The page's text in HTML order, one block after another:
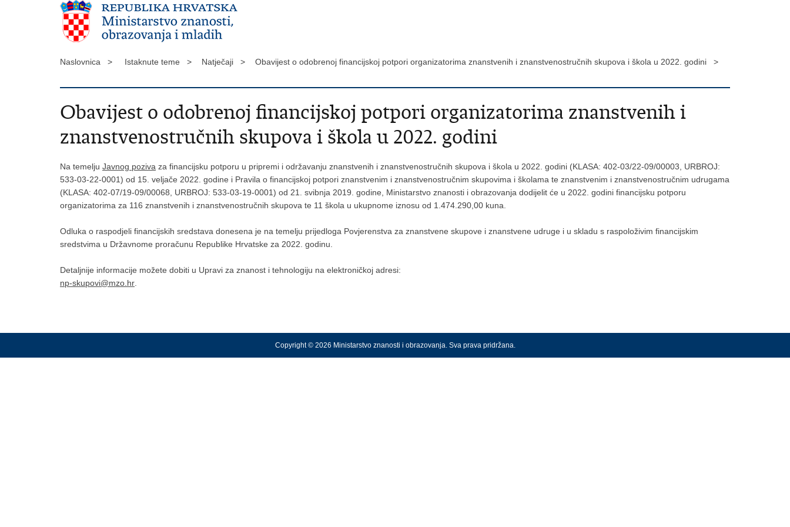
Naslovnica > Istaknute teme > Natječaji > Obavijest o odobrenoj financijskoj potpori organizatorima znanstvenih i znanstvenostručnih skupova i škola u 2022. godini >
Obavijest o odobrenoj financijskoj potpori organizatorima znanstvenih i
znanstvenostručnih skupova i škola u 2022. godini
Na temelju Javnog poziva za financijsku potporu u pripremi i održavanju znanstvenih i znanstvenostručnih skupova i škola u 2022. godini (KLASA: 402-03/22-09/00003, URBROJ:
533-03-22-0001) od 15. veljače 2022. godine i Pravila o financijskoj potpori znanstvenim i znanstvenostručnim skupovima i školama te znanstvenim i znanstvenostručnim udrugama
(KLASA: 402-07/19-09/00068, URBROJ: 533-03-19-0001) od 21. svibnja 2019. godine, Ministarstvo znanosti i obrazovanja dodijelit će u 2022. godini financijsku potporu
organizatorima za 116 znanstvenih i znanstvenostručnih skupova te 11 škola u ukupnome iznosu od 1.474.290,00 kuna.
Odluka o raspodjeli financijskih sredstava donesena je na temelju prijedloga Povjerenstva za znanstvene skupove i znanstvene udruge i u skladu s raspoloživim financijskim
sredstvima u Državnome proračunu Republike Hrvatske za 2022. godinu.
Detaljnije informacije možete dobiti u Upravi za znanost i tehnologiju na elektroničkoj adresi:
np-skupovi@mzo.hr
Copyright © 2026 Ministarstvo znanosti i obrazovanja. Sva prava pridržana.